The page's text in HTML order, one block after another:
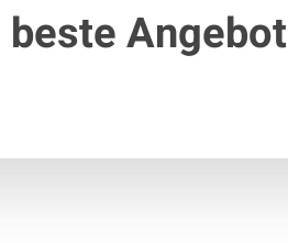
beste Angebot